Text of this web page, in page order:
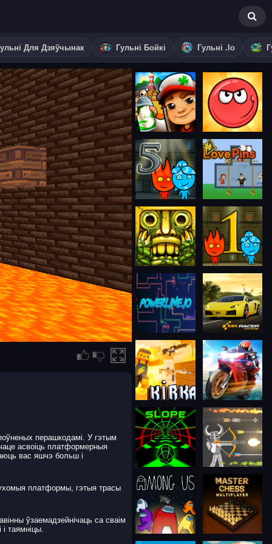
Для Дзяўчынак Гульні Бойкі Гульні .io
перашкодамі. У гэтым
асвоіць платформерныя
вас яшчэ больш і
платформы, гэтыя трасы
ўзаемадзейнічаць са сваім
таямніцы.